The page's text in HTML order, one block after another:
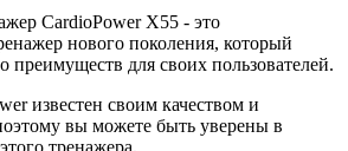
CardioPower X55 - это
нового поколения, который
преимуществ для своих пользователей.
известен своим качеством и
вы можете быть уверены в
тренажера.